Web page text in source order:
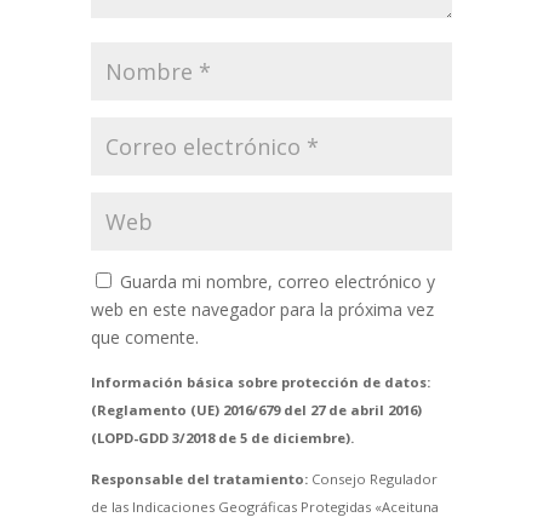
Guarda mi nombre, correo electrónico y
web en este navegador para la próxima vez
que comente.
Información básica sobre protección de datos:
(Reglamento (UE) 2016/679 del 27 de abril 2016)
(LOPD-GDD 3/2018 de 5 de diciembre).
Responsable del tratamiento:Consejo Regulador
de las Indicaciones Geográficas Protegidas «Aceituna